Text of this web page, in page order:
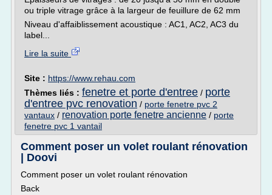
ou triple vitrage grâce à la largeur de feuillure de 62 mm
Niveau d'affaiblissement acoustique : AC1, AC2, AC3 du
label...
Lire la suite
Site : https://www.rehau.com
Thèmes liés : fenetre et porte d'entree / porte
d'entree pvc renovation / porte fenetre pvc 2
vantaux / renovation porte fenetre ancienne / porte
fenetre pvc 1 vantail
Comment poser un volet roulant rénovation
| Doovi
Comment poser un volet roulant rénovation
Back